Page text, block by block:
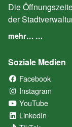
Die
der
mehr… …
Soziale Medien
Facebook
Instagram
YouTube
LinkedIn